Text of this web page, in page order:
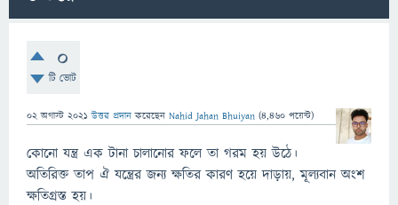
0
টি ভোট
02 অগাস্ট 2021 উত্তর প্রদান করেছেন Nahid Jahan Bhuiyan (4,460 পয়েন্ট)
কোনো যন্ত্র এক টানা চালানোর ফলে তা গরম হয় উঠে।
অতিরিক্ত তাপ ঐ যন্ত্রের জন্য ক্ষতির কারণ হয়ে দাড়ায়, মূল্যবান অংশ
ক্ষতিগ্রস্ত হয়।